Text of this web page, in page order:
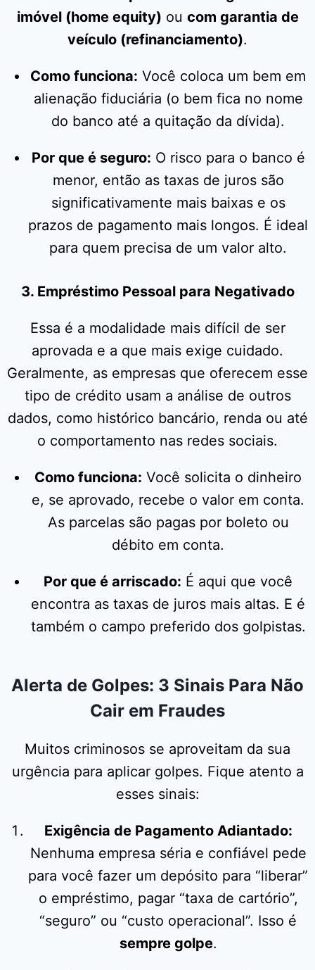
imóvel (home equity) ou com garantia de
veículo (refinanciamento).
Como funciona: Você coloca um bem em
alienação fiduciária (o bem fica no nome
do banco até a quitação da dívida).
Por que é seguro: O risco para o banco é
menor, então as taxas de juros são
significativamente mais baixas e os
prazos de pagamento mais longos. É ideal
para quem precisa de um valor alto.
3. Empréstimo Pessoal para Negativado
Essa é a modalidade mais difícil de ser
aprovada e a que mais exige cuidado.
Geralmente, as empresas que oferecem esse
tipo de crédito usam a análise de outros
dados, como histórico bancário, renda ou até
o comportamento nas redes sociais.
Como funciona: Você solicita o dinheiro
e, se aprovado, recebe o valor em conta.
As parcelas são pagas por boleto ou
débito em conta.
Por que é arriscado: É aqui que você
encontra as taxas de juros mais altas. E é
também o campo preferido dos golpistas.
Alerta de Golpes: 3 Sinais Para Não
Cair em Fraudes
Muitos criminosos se aproveitam da sua
urgência para aplicar golpes. Fique atento a
esses sinais:
Exigência de Pagamento Adiantado:
Nenhuma empresa séria e confiável pede
para você fazer um depósito para “liberar”
o empréstimo, pagar “taxa de cartório”,
“seguro” ou “custo operacional”. Isso é
sempre golpe.